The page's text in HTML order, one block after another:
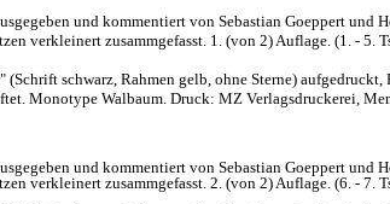
und kommentiert von Sebastian Goeppert
verkleinert zusammgefasst. 1. (von 2) Auflage. (1. - 5.
schwarz, Rahmen gelb, ohne Sterne)
Monotype Walbaum. Druck: MZ Verlagsdruckerei,
und kommentiert von Sebastian Goeppert
verkleinert zusammgefasst. 2. (von 2) Auflage. (6. - 7.